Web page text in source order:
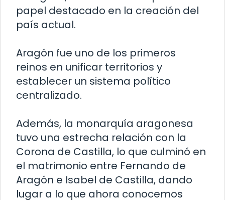
papel destacado en la creación del
país actual.
Aragón fue uno de los primeros
reinos en unificar territorios y
establecer un sistema político
centralizado.
Además, la monarquía aragonesa
tuvo una estrecha relación con la
Corona de Castilla, lo que culminó en
el matrimonio entre Fernando de
Aragón e Isabel de Castilla, dando
lugar a lo que ahora conocemos